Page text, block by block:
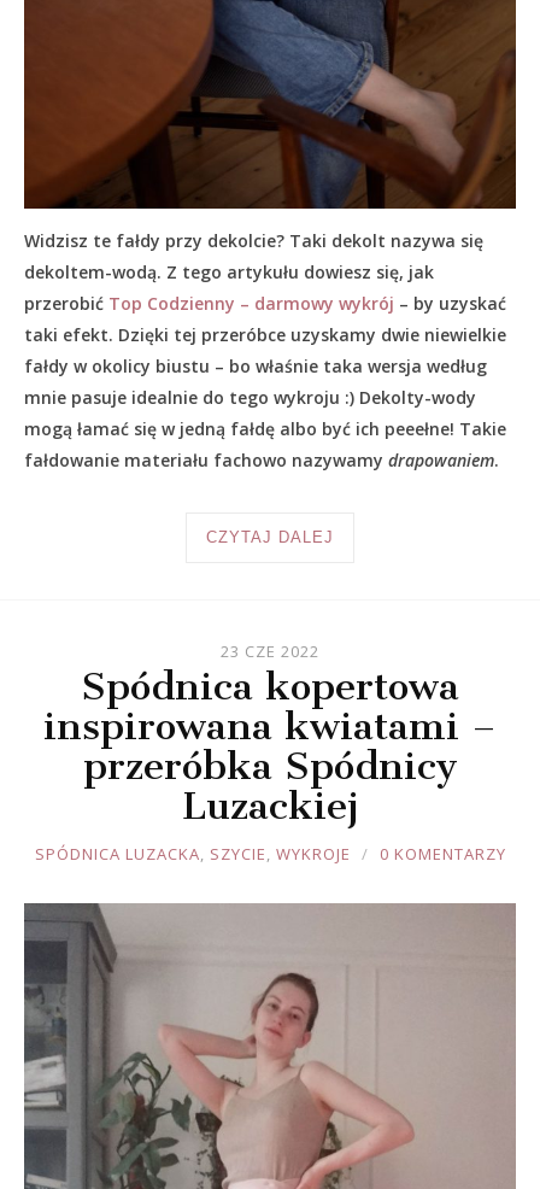
Widzisz te fałdy przy dekolcie? Taki dekolt nazywa się
dekoltem-wodą. Z tego artykułu dowiesz się, jak
przerobić Top Codzienny – darmowy wykrój – by uzyskać
taki efekt. Dzięki tej przeróbce uzyskamy dwie niewielkie
fałdy w okolicy biustu – bo właśnie taka wersja według
mnie pasuje idealnie do tego wykroju :) Dekolty-wody
mogą łamać się w jedną fałdę albo być ich peeełne! Takie
fałdowanie materiału fachowo nazywamy drapowaniem.
CZYTAJ DALEJ
23 CZE 2022
Spódnica kopertowa
inspirowana kwiatami –
przeróbka Spódnicy
Luzackiej
JOULE
SPÓDNICA LUZACKA, SZYCIE, WYKROJE 0 KOMENTARZY